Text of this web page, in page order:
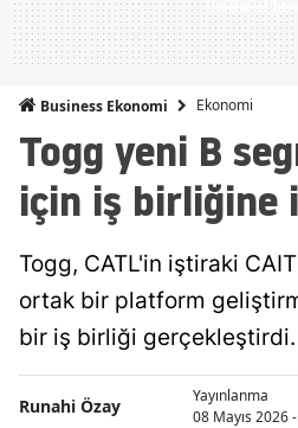
Business Ekonomi Ekonomi
Togg yeni B
için iş birliğine
Togg, CATL'in iştiraki
ortak bir platform
bir iş birliği gerçekleştirdi.
Runahi Özay
Yayınlanma
08 Mayıs 2026